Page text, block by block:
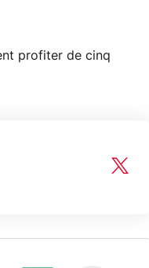
profiter de cinq